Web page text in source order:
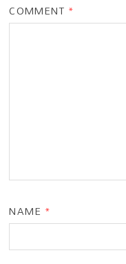
COMMENT *
NAME *